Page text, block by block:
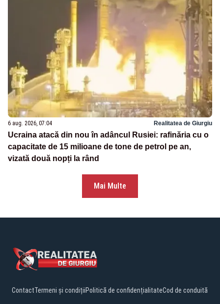
6 aug. 2026, 07:04 Realitatea de Giurgiu
Ucraina atacă din nou în adâncul Rusiei: rafinăria cu o
capacitate de 15 milioane de tone de petrol pe an,
vizată două nopți la rând
Mai Multe
ContactTermeni și condițiiPolitică de confidențialitateCod de conduită